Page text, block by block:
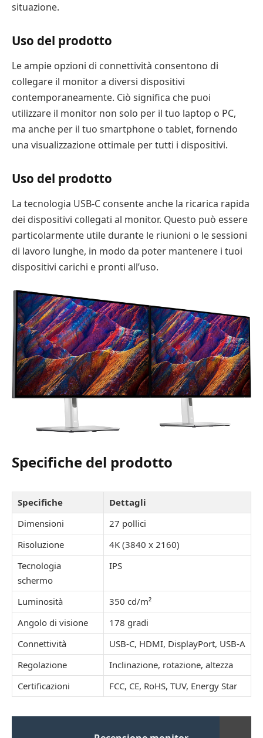
situazione.
Uso del prodotto
Le ampie opzioni di connettività consentono di
collegare il monitor a diversi dispositivi
contemporaneamente. Ciò significa che puoi
utilizzare il monitor non solo per il tuo laptop o PC,
ma anche per il tuo smartphone o tablet, fornendo
una visualizzazione ottimale per tutti i dispositivi.
Uso del prodotto
La tecnologia USB-C consente anche la ricarica rapida
dei dispositivi collegati al monitor. Questo può essere
particolarmente utile durante le riunioni o le sessioni
di lavoro lunghe, in modo da poter mantenere i tuoi
dispositivi carichi e pronti all’uso.
Specifiche del prodotto
Specifiche
Dettagli
Dimensioni
27 pollici
Risoluzione
4K (3840 x 2160)
Tecnologia
schermo
IPS
Luminosità
350 cd/m²
Angolo di visione
178 gradi
Connettività
USB-C, HDMI, DisplayPort, USB-A
Regolazione
Inclinazione, rotazione, altezza
Certificazioni
FCC, CE, RoHS, TUV, Energy Star